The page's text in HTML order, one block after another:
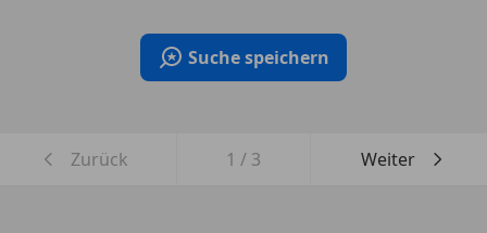
Suche speichern
Zurück 1 / 3 Weiter